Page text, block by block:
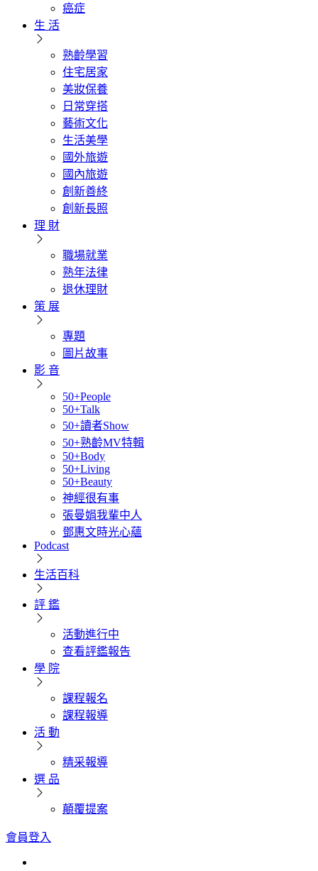
癌症
生 活
熟齡學習
住宅居家
美妝保養
日常穿搭
藝術文化
生活美學
國外旅遊
國內旅遊
創新善終
創新長照
理 財
職場就業
熟年法律
退休理財
策 展
專題
圖片故事
影 音
50+People
50+Talk
50+讀者Show
50+熟齡MV特輯
50+Body
50+Living
50+Beauty
神經很有事
張曼娟我輩中人
鄧惠文時光心蘊
Podcast
生活百科
評 鑑
活動進行中
查看評鑑報告
學 院
課程報名
課程報導
活 動
精采報導
選 品
顛覆提案
會員登入